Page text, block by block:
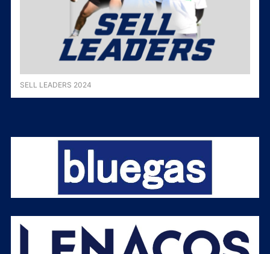
SELL LEADERS 2024